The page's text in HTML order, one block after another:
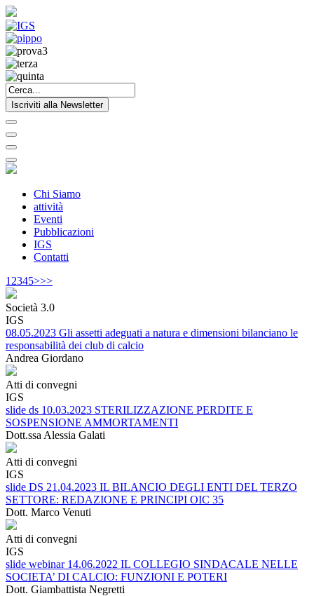
Iscriviti alla Newsletter
Chi Siamo
attività
Eventi
Pubblicazioni
IGS
Contatti
1 2345>>>
Società 3.0
IGS
08.05.2023 Gli assetti adeguati a natura e dimensioni bilanciano le
responsabilità dei club di calcio
Andrea Giordano
Atti di convegni
IGS
slide ds 10.03.2023 STERILIZZAZIONE PERDITE E
SOSPENSIONE AMMORTAMENTI
Dott.ssa Alessia Galati
Atti di convegni
IGS
slide DS 21.04.2023 IL BILANCIO DEGLI ENTI DEL TERZO
SETTORE: REDAZIONE E PRINCIPI OIC 35
Dott. Marco Venuti
Atti di convegni
IGS
slide webinar 14.06.2022 IL COLLEGIO SINDACALE NELLE
SOCIETA’ DI CALCIO: FUNZIONI E POTERI
Dott. Giambattista Negretti